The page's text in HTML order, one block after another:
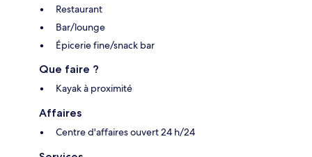
Restaurant
Bar/lounge
Épicerie fine/snack bar
Que faire ?
Kayak à proximité
Affaires
Centre d'affaires ouvert 24 h/24